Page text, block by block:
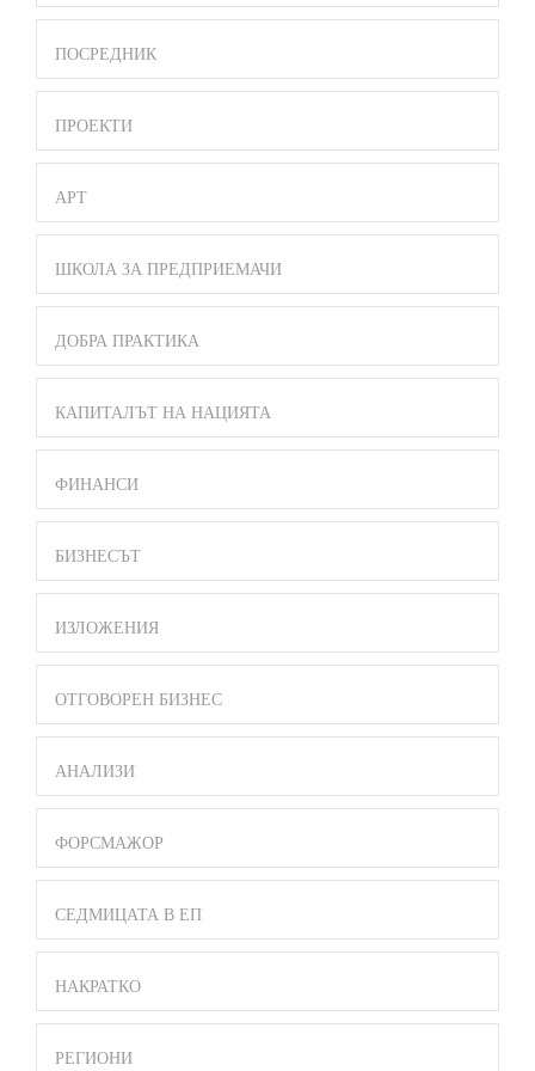
ПОСРЕДНИК
ПРОЕКТИ
АРТ
ШКОЛА ЗА ПРЕДПРИЕМАЧИ
ДОБРА ПРАКТИКА
КАПИТАЛЪТ НА НАЦИЯТА
ФИНАНСИ
БИЗНЕСЪТ
ИЗЛОЖЕНИЯ
ОТГОВОРЕН БИЗНЕС
АНАЛИЗИ
ФОРСМАЖОР
СЕДМИЦАТА В ЕП
НАКРАТКО
РЕГИОНИ